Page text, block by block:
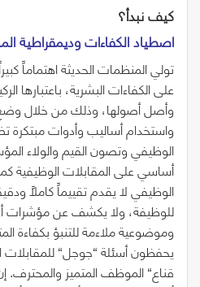
كيف نبدأ؟
اصطياد‭ ‬الكفاءات‭ ‬وديمقراطية‭ ‬المواهب‭ ‬
تولي المنظمات الحديثة اهتماماً
على الكفاءات البشرية، باعتبارها
وأصل أصولها، وذلك من خلال وضع
واستخدام أساليب وأدوات مبتكرة
الوظيفي وتصون القيم والولاء
أساسي على المقابلات الوظيفية
الوظيفي لا يقدم تقييماً كاملاً
للوظيفة، ولا يكشف عن مؤشرات
وموضوعية ملاءمة للتنبؤ بكفاءة
يحفظون أسئلة“جوجل“
قناع“الموظف المتميز والمحترف.